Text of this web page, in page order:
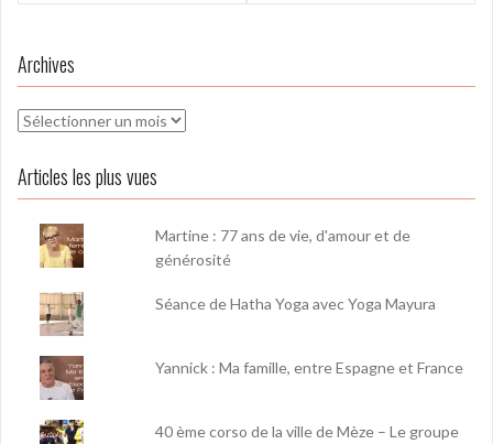
Archives
Archives
Articles les plus vues
Martine : 77 ans de vie, d'amour et de
générosité
Séance de Hatha Yoga avec Yoga Mayura
Yannick : Ma famille, entre Espagne et France
40 ème corso de la ville de Mèze – Le groupe